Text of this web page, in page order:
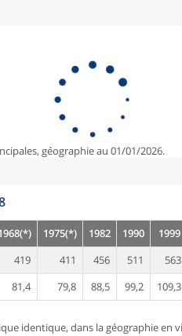
géographie au 01/01/2026.
1975(*) 1982 1990 1999
419 411 456 511 563
81,4 79,8 88,5 99,2 109,3
identique, dans la géographie en